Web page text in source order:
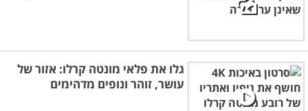
גלו את פלאי מונטה קרלו: אזור של
עושר, זוהר ונופים מדהימים